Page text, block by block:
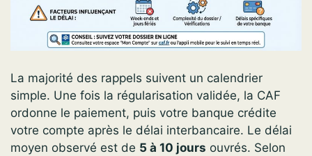
La majorité des rappels suivent un calendrier
simple. Une fois la régularisation validée, la CAF
ordonne le paiement, puis votre banque crédite
votre compte après le délai interbancaire. Le délai
moyen observé est de 5 à 10 jours ouvrés. Selon